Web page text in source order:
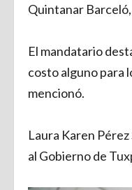
Quintanar
El mandatario
costo alguno para
mencionó.
Laura Karen
al Gobierno de